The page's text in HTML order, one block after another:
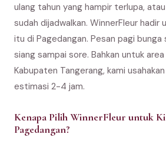
ulang tahun yang hampir terlupa,
sudah dijadwalkan. WinnerFleur hadir
itu di Pagedangan. Pesan pagi bunga
siang sampai sore. Bahkan untuk
Kabupaten Tangerang, kami
estimasi 2-4 jam.
Kenapa Pilih WinnerFleur untuk
Pagedangan?